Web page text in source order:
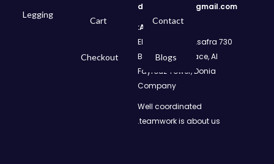
dms.retail98@gmail.com
Address:
730 El Geish Road, Asafra
Bahri, Elizeh Palace, Al
Fayrouz Tower, Donia
Company
Well coordinated
teamwork is about us.
Contact
Blogs
Cart
Checkout
Legging